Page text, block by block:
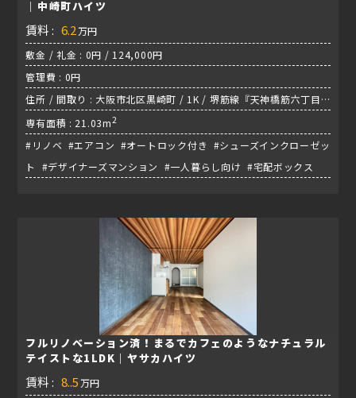
｜中崎町ハイツ
賃料 : 6.2万円
敷金 / 礼金 : 0円 / 124,000円
管理費 : 0円
住所 / 間取り : 大阪市北区黒崎町 / 1K / 堺筋線『天神橋筋六丁目
駅』
専有面積 : 21.03m2
#リノベ #エアコン #オートロック付き #シューズインクローゼッ
ト #デザイナーズマンション #一人暮らし向け #宅配ボックス
フルリノベーション済！まるでカフェのようなナチュラル
テイストな1LDK｜ヤサカハイツ
賃料 : 8..5 万円